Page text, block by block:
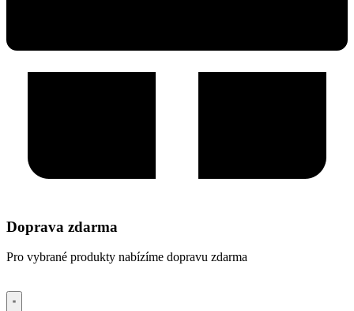
Doprava zdarma
Pro vybrané produkty nabízíme dopravu zdarma